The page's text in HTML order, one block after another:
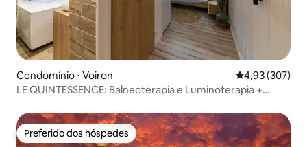
Condomínio ⋅ Voiron 4,93 de uma
4,93 (307)
LE QUINTESSENCE: Balneoterapia e Luminoterapia +
Preferido dos hóspedes
Preferido dos hóspedes